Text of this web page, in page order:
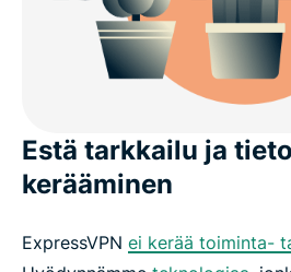
Estä tarkkailu ja
kerääminen
ExpressVPN ei kerää toiminta-